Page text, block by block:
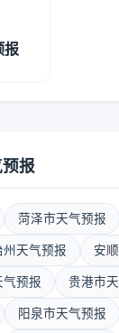
报
报
菏泽市天气预报
州天气预报 安
气预报 贵港市
阳泉市天气预报